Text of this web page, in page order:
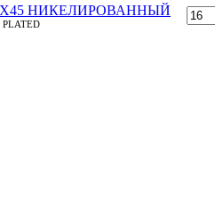
НИКЕЛИРОВАННЫЙ
PLATED